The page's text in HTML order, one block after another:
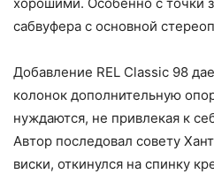
сабвуфера с основной
Добавление REL Classic 98
колонок дополнительную
нуждаются, не привлекая к
Автор последовал совету
виски, откинулся на спинку